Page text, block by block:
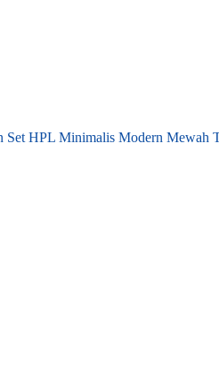
HPL Minimalis Modern Mewah